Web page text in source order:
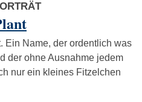
Ein Name, der ordentlich was
der ohne Ausnahme jedem
nur ein kleines Fitzelchen